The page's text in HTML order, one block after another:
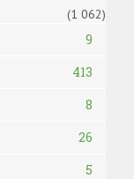
(1 062)
9
413
8
26
5